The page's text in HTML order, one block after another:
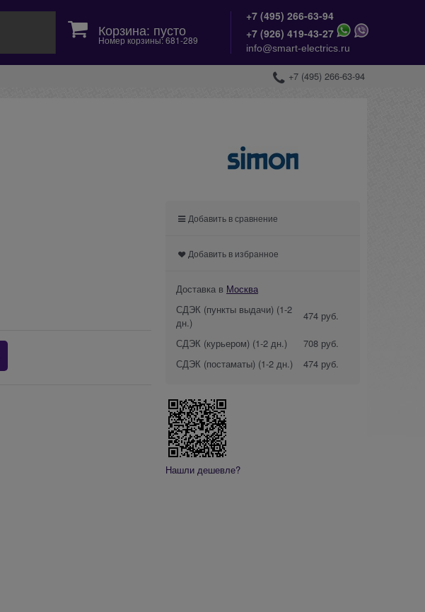
Корзина: пусто
Номер корзины: 681-289
+7 (495) 266-63-94
+7 (926) 419-43-27
info@smart-electrics.ru
+7 (495) 266-63-94
Добавить в сравнение
Добавить в избранное
Доставка в Москва
СДЭК (пункты выдачи) (1-2
дн.)
474 руб.
СДЭК (курьером) (1-2 дн.)
708 руб.
СДЭК (постаматы) (1-2 дн.) 474 руб.
Нашли дешевле?